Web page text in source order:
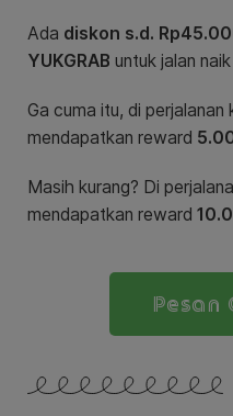
Ada diskon s.d.
YUKGRAB untuk jalan
Ga cuma itu, di
mendapatkan reward
Masih kurang? Di
mendapatkan reward
Pesan